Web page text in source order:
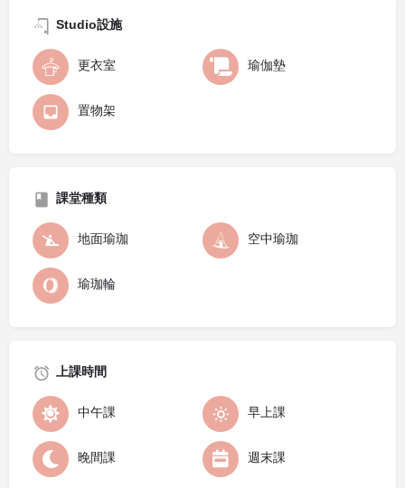
Studio設施
更衣室 瑜伽墊
置物架
課堂種類
地面瑜珈 空中瑜珈
瑜珈輪
上課時間
中午課 早上課
晚間課 週末課